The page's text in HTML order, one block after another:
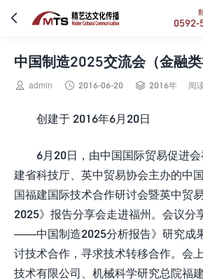
 0592-
中国制造2025交流会（金融类
 admin  2016-06-20  2016年 阅
创建于 2016年6月20日
6月20日，由中国国际贸易促进
建省科技厅、英中贸易协会主办的中
国福建国际技术合作研讨会暨英中贸
2025》报告分享会走进福州。会议分
——中国制造2025分析报告》研究成
讨技术合作，寻求技术转移合作。会
技术有限公司、机械科学研究总院福